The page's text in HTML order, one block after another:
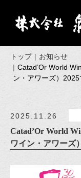
トップ
お知らせ
Catad’Or World
ン・アワーズ）
2025.11.26
Catad’Or World
ワイン・アワーズ